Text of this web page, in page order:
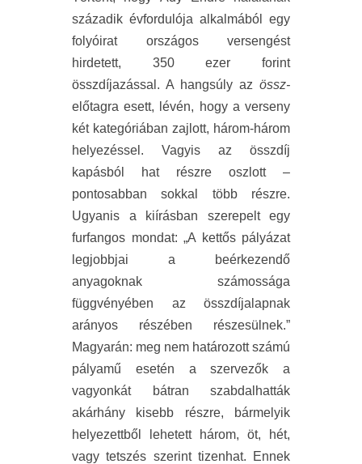
századik évfordulója alkalmából egy
folyóirat országos versengést
hirdetett, 350 ezer forint
összdíjazással. A hangsúly az össz-
előtagra esett, lévén, hogy a verseny
két kategóriában zajlott, három-három
helyezéssel. Vagyis az összdíj
kapásból hat részre oszlott –
pontosabban sokkal több részre.
Ugyanis a kiírásban szerepelt egy
furfangos mondat: „A kettős pályázat
legjobbjai a beérkezendő
anyagoknak számossága
függvényében az összdíjalapnak
arányos részében részesülnek.”
Magyarán: meg nem határozott számú
pályamű esetén a szervezők a
vagyonkát bátran szabdalhatták
akárhány kisebb részre, bármelyik
helyezettből lehetett három, öt, hét,
vagy tetszés szerint tizenhat. Ennek